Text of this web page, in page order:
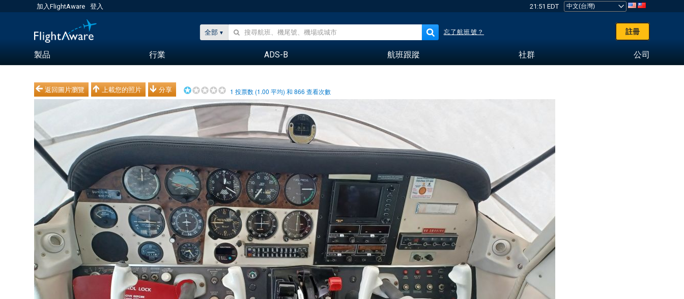
加入FlightAware 登入 21:51 EDT
全部 忘了航班號？ 註冊
製品 行業 ADS-B 航班跟蹤 社群 公司
返回圖片瀏覽 上載您的照片 分享 1 投票数 (1.00 平均) 和866 查看次數